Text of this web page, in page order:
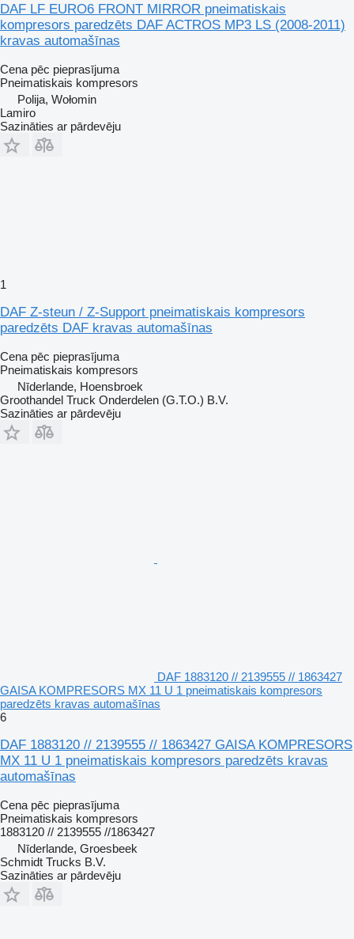
DAF LF EURO6 FRONT MIRROR pneimatiskais
kompresors paredzēts DAF ACTROS MP3 LS (2008-2011)
kravas automašīnas
Cena pēc pieprasījuma
Pneimatiskais kompresors
Polija, Wołomin
Lamiro
Sazināties ar pārdevēju
1
DAF Z-steun / Z-Support pneimatiskais kompresors
paredzēts DAF kravas automašīnas
Cena pēc pieprasījuma
Pneimatiskais kompresors
Nīderlande, Hoensbroek
Groothandel Truck Onderdelen (G.T.O.) B.V.
Sazināties ar pārdevēju
DAF 1883120 // 2139555 // 1863427
GAISA KOMPRESORS MX 11 U 1 pneimatiskais kompresors
paredzēts kravas automašīnas
6
DAF 1883120 // 2139555 // 1863427 GAISA KOMPRESORS
MX 11 U 1 pneimatiskais kompresors paredzēts kravas
automašīnas
Cena pēc pieprasījuma
Pneimatiskais kompresors
1883120 // 2139555 //1863427
Nīderlande, Groesbeek
Schmidt Trucks B.V.
Sazināties ar pārdevēju